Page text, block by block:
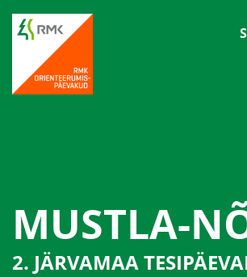
MUSTLA-
2. JÄRVAMAA